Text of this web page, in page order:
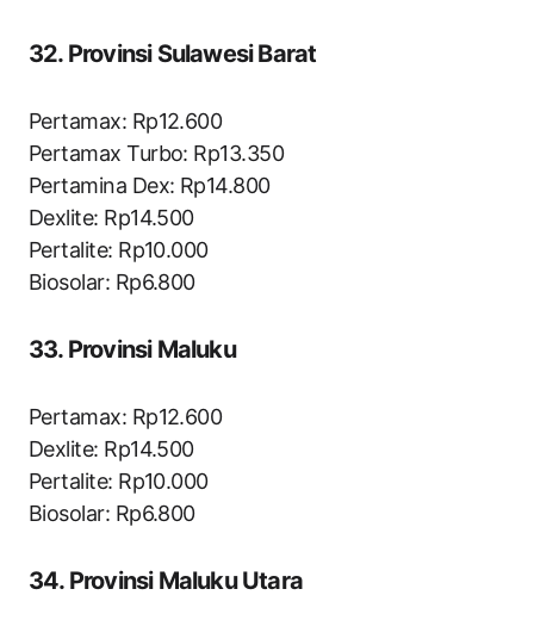
32. Provinsi Sulawesi Barat
Pertamax: Rp12.600
Pertamax Turbo: Rp13.350
Pertamina Dex: Rp14.800
Dexlite: Rp14.500
Pertalite: Rp10.000
Biosolar: Rp6.800
33. Provinsi Maluku
Pertamax: Rp12.600
Dexlite: Rp14.500
Pertalite: Rp10.000
Biosolar: Rp6.800
34. Provinsi Maluku Utara